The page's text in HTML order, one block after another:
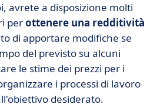
avrete a disposizione molti
perottenere una redditività
di apportare modifiche se
del previsto su alcuni
le stime dei prezzi per i
i processi di lavoro
desiderato.